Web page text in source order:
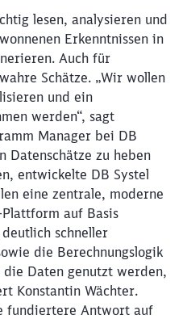
lesen, analysieren und
Erkenntnissen in
Auch für
Schätze. „Wir wollen
und ein
werden“, sagt
Manager bei DB
Datenschätze zu heben
entwickelte DB Systel
eine zentrale, moderne
auf Basis
schneller
die Berechnungslogik
Daten genutzt werden,
Konstantin Wächter.
fundiertere Antwort auf